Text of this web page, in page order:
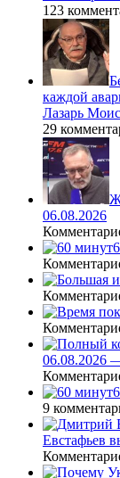
123
каждой
Лазарь
29
06.08.2026
06.08.2026
9
Евстафьев